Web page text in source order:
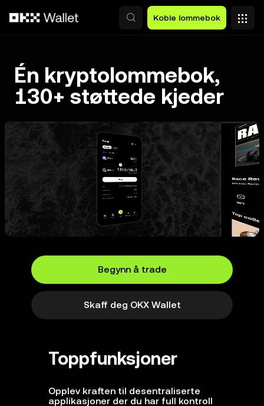
Koble lommebok
Én kryptolommebok,
130+ støttede kjeder
Begynn å trade
Skaff deg OKX Wallet
Toppfunksjoner
Opplev kraften til desentraliserte
applikasjoner der du har full kontroll